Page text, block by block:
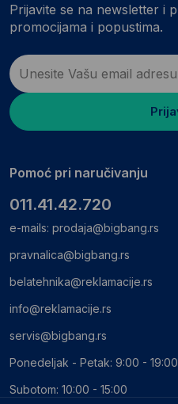
Prijavite se na newsletter i
promocijama i popustima.
Pomoć pri naručivanju
011.41.42.720
e-mails: prodaja@bigbang.rs
pravnalica@bigbang.rs
belatehnika@reklamacije.rs
info@reklamacije.rs
servis@bigbang.rs
Ponedeljak - Petak: 9:00 - 19:00
Subotom: 10:00 - 15:00